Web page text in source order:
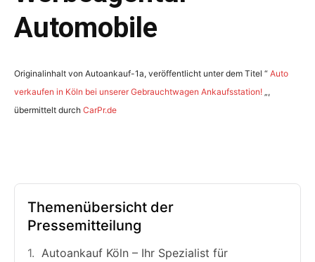
Automobile
Originalinhalt von Autoankauf-1a, veröffentlicht unter dem Titel “ Auto
verkaufen in Köln bei unserer Gebrauchtwagen Ankaufsstation! „,
übermittelt durch CarPr.de
Themenübersicht der
Pressemitteilung
Autoankauf Köln – Ihr Spezialist für